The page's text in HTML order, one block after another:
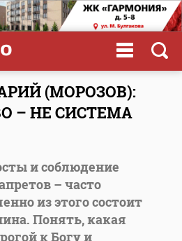
(МОРОЗОВ):
– НЕ СИСТЕМА
и соблюдение
– часто
из этого состоит
Понять, какая
к Богу и